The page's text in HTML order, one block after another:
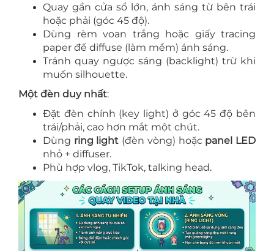
Quay gần cửa sổ lớn, ánh sáng từ bên trái
hoặc phải (góc 45 độ).
Dùng rèm voan trắng hoặc giấy tracing
paper để diffuse (làm mềm) ánh sáng.
Tránh quay ngược sáng (backlight) trừ khi
muốn silhouette.
Một đèn duy nhất:
Đặt đèn chính (key light) ở góc 45 độ bên
trái/phải, cao hơn mắt một chút.
Dùng ring light (đèn vòng) hoặc panel LED
nhỏ + diffuser.
Phù hợp vlog, TikTok, talking head.